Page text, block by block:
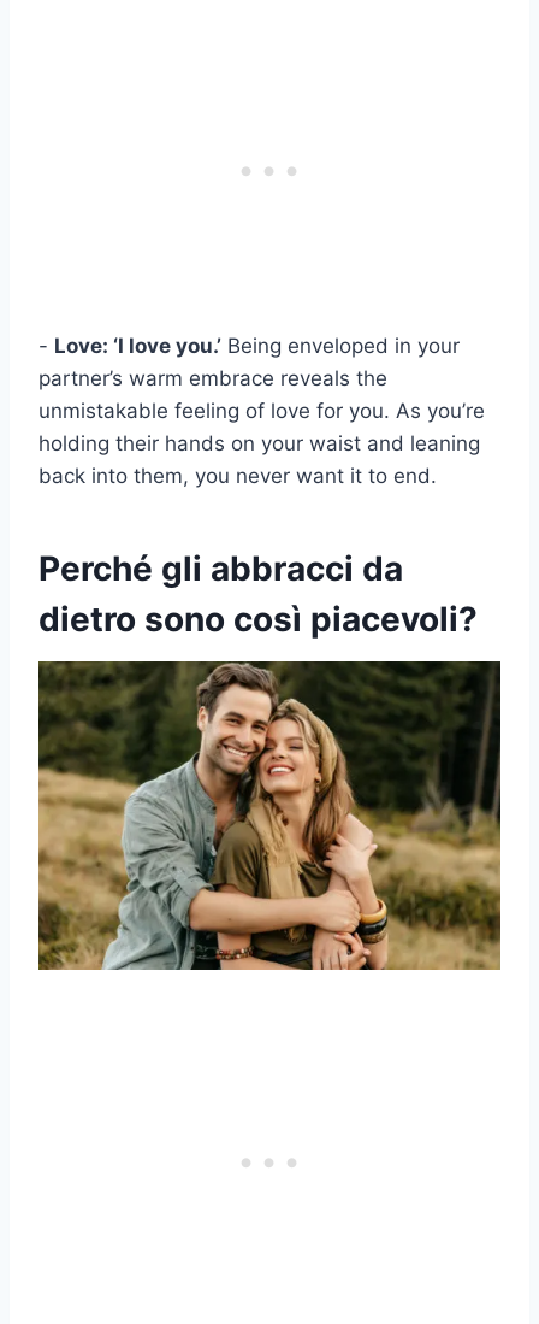
- Love: ‘I love you.’ Being enveloped in your
partner’s warm embrace reveals the
unmistakable feeling of love for you. As you’re
holding their hands on your waist and leaning
back into them, you never want it to end.
Perché gli abbracci da
dietro sono così piacevoli?